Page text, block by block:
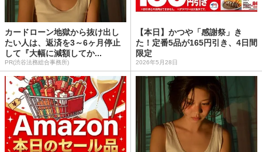
カードローン地獄から抜け出し
たい人は、返済を3～6ヶ月停止
して『大幅に減額してか...
PR(渋谷法務総合事務所)
【本日】かつや「感謝祭」き
た！定番5品が165円引き、4日間
限定
2026年5月28日